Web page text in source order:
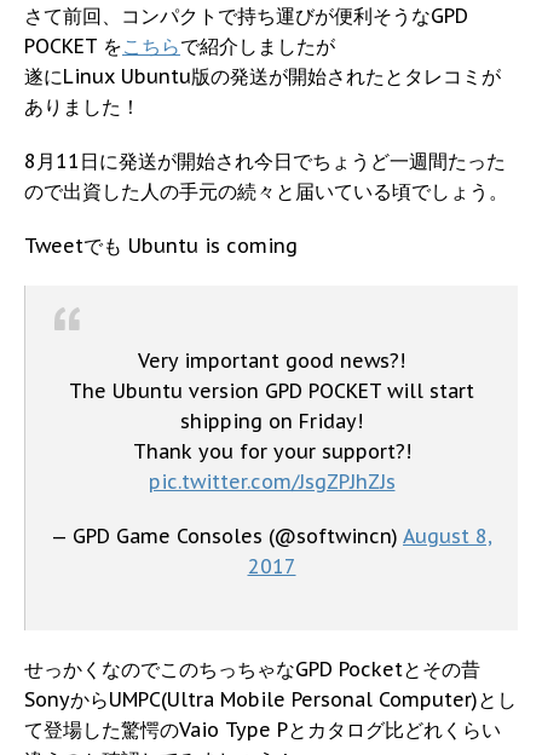
さて前回、コンパクトで持ち運びが便利そうなGPD
POCKET をこちらで紹介しましたが
遂にLinux Ubuntu版の発送が開始されたとタレコミが
ありました！
8月11日に発送が開始され今日でちょうど一週間たった
ので出資した人の手元の続々と届いている頃でしょう。
Tweetでも Ubuntu is coming
Very important good news?!
The Ubuntu version GPD POCKET will start
shipping on Friday!
Thank you for your support?!
pic.twitter.com/JsgZPJhZJs
— GPD Game Consoles (@softwincn) August 8,
2017
せっかくなのでこのちっちゃなGPD Pocketとその昔
SonyからUMPC(Ultra Mobile Personal Computer)とし
て登場した驚愕のVaio Type Pとカタログ比どれくらい